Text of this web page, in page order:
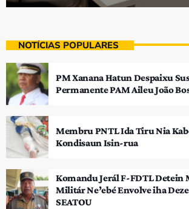
NOTÍCIAS POPULARES
PM Xanana Hatun Despaixu
Permanente PAM Aileu João
Membru PNTL Ida Tiru Nia
Kondisaun Isin-rua
Komandu Jerál F-FDTL Detein
Militár Ne’ebé Envolve iha
SEATOU